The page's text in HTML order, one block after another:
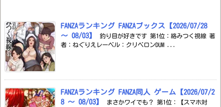
FANZAランキング FANZAブックス【2026/07/28
～ 08/03】
釣り目が好きです 第1位：絡みつく視線 著
者：ねぐりえレーベル：クリベロンDUM ...
FANZAランキング FANZA同人 ゲーム【2026/07/2
8 ～ 08/03】
まさかワイでも？ 第1位：【スマホ対